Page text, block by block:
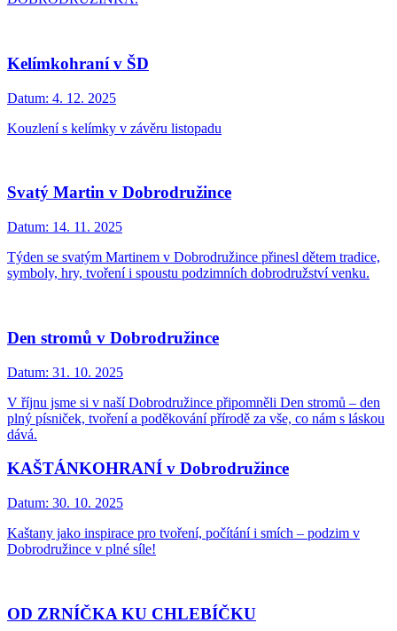
Kelímkohraní v ŠD
Datum: 4. 12. 2025
Kouzlení s kelímky v závěru listopadu
​​​​​​​Svatý Martin v Dobrodružince
Datum: 14. 11. 2025
Týden se svatým Martinem v Dobrodružince přinesl dětem tradice,
symboly, hry, tvoření i spoustu podzimních dobrodružství venku.
Den stromů v Dobrodružince
Datum: 31. 10. 2025
V říjnu jsme si v naší Dobrodružince připomněli Den stromů – den
plný písniček, tvoření a poděkování přírodě za vše, co nám s láskou
dává.
KAŠTÁNKOHRANÍ v Dobrodružince
Datum: 30. 10. 2025
Kaštany jako inspirace pro tvoření, počítání i smích – podzim v
Dobrodružince v plné síle!
OD ZRNÍČKA KU CHLEBÍČKU